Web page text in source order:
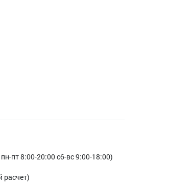
пт 8:00-20:00 сб-вс 9:00-18:00)
расчет)